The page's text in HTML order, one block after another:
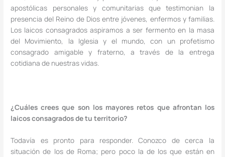
apostólicas personales y comunitarias que testimonian la
presencia del Reino de Dios entre jóvenes, enfermos y familias.
Los laicos consagrados aspiramos a ser fermento en la masa
del Movimiento, la Iglesia y el mundo, con un profetismo
consagrado amigable y fraterno, a través de la entrega
cotidiana de nuestras vidas.
¿Cuáles crees que son los mayores retos que afrontan los
laicos consagrados de tu territorio?
Todavía es pronto para responder. Conozco de cerca la
situación de los de Roma; pero poco la de los que están en